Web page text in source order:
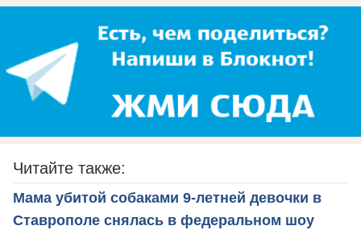
Читайте также:
Мама убитой собаками 9-летней девочки в
Ставрополе снялась в федеральном шоу